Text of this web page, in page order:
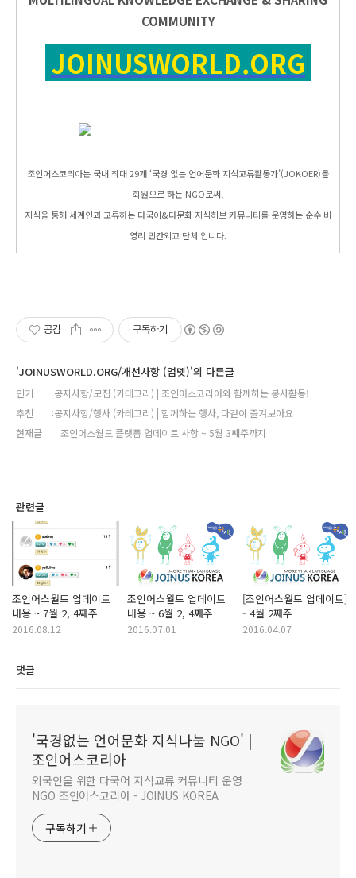
COMMUNITY
JOINUSWORLD.ORG
조인어스코리아는 국내 최대 29개 ‘국경 없는 언어문화 지식교류활동가’(JOKOER)를
회원으로 하는 NGO로써,
지식을 통해 세계인과 교류하는 다국어&다문화 지식허브 커뮤니티를 운영하는 순수 비
영리 민간외교 단체 입니다.
공감 구독하기
'JOINUSWORLD.ORG/개선사항 (업뎃)'의 다른글
인기
공지사항/모집 (카테고리) | 조인어스코리아와 함께하는 봉사활동!
추천
공지사항/행사 (카테고리) | 함께하는 행사, 다같이 즐겨보아요
현재글
조인어스월드 플랫폼 업데이트 사항 ~ 5월 3째주까지
관련글
조인어스월드 업데이트
내용 ~ 7월 2, 4째주
2016.08.12
조인어스월드 업데이트
내용 ~ 6월 2, 4째주
2016.07.01
[조인어스월드 업데이트]
- 4월 2째주
2016.04.07
댓글
'국경없는 언어문화 지식나눔 NGO' |
조인어스코리아
외국인을 위한 다국어 지식교류 커뮤니티 운영
NGO 조인어스코리아 - JOINUS KOREA
구독하기